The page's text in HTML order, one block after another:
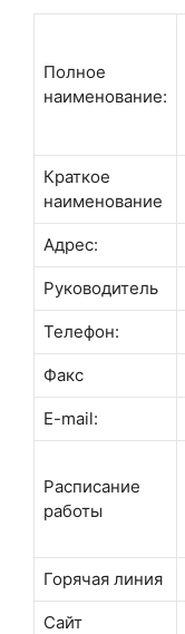
Полное
наименование:
Краткое
наименование
Адрес:
Руководитель
Телефон:
Факс
E-mail:
Расписание
работы
Горячая линия
Сайт